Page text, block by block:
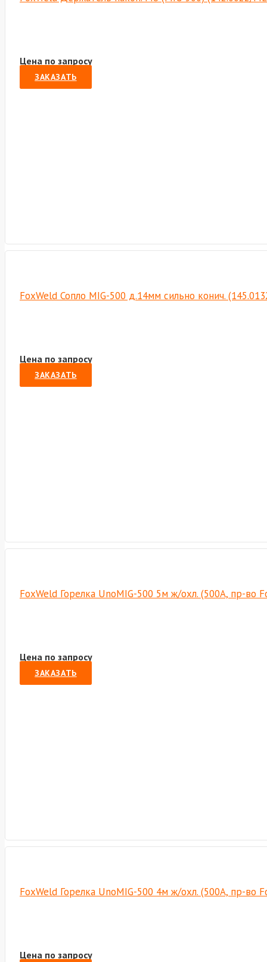
Цена по запросу
ЗАКАЗАТЬ
FoxWeld Сопло MIG-500 д.14мм сильно конич.
Цена по запросу
ЗАКАЗАТЬ
FoxWeld Горелка UnoMIG-500 5м ж/охл. (500А, пр-во
Цена по запросу
ЗАКАЗАТЬ
FoxWeld Горелка UnoMIG-500 4м ж/охл. (500А, пр-во
Цена по запросу